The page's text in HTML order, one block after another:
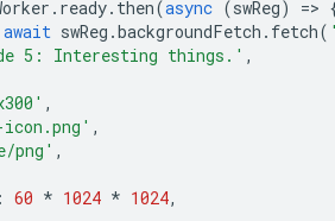
. ready. then(async (swReg) =>
await swReg .backgroundFetch . fetch(
5: Interesting things.' ,
,
,
png' ,
: 60 * 1024 * 1024,